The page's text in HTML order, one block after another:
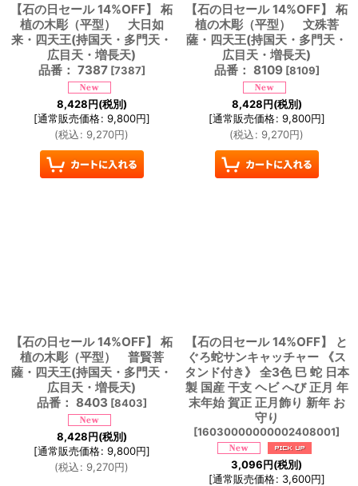
【石の日セール 14%OFF】 柘
植の木彫（平型） 大日如
来・四天王(持国天・多門天・
広目天・増長天)
品番： 7387 [7387]
8,428円(税別)
[通常販売価格: 9,800円]
(税込: 9,270円)
【石の日セール 14%OFF】 柘
植の木彫（平型） 文殊菩
薩・四天王(持国天・多門天・
広目天・増長天)
品番： 8109 [8109]
8,428円(税別)
[通常販売価格: 9,800円]
(税込: 9,270円)
【石の日セール 14%OFF】 柘
植の木彫（平型） 普賢菩
薩・四天王(持国天・多門天・
広目天・増長天)
品番： 8403 [8403]
8,428円(税別)
[通常販売価格: 9,800円]
(税込: 9,270円)
【石の日セール 14%OFF】 と
ぐろ蛇サンキャッチャー 《ス
タンド付き》 全3色 巳 蛇 日本
製 国産 干支 ヘビ へび 正月 年
末年始 賀正 正月飾り 新年 お
守り
[16030000000002408001]
3,096円(税別)
[通常販売価格: 3,600円]